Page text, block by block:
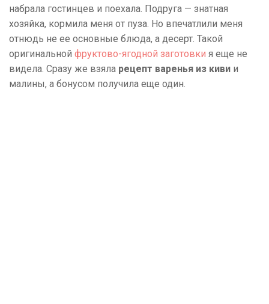
набрала гостинцев и поехала. Подруга — знатная
хозяйка, кормила меня от пуза. Но впечатлили меня
отнюдь не ее основные блюда, а десерт. Такой
оригинальной фруктово-ягодной заготовки я еще не
видела. Сразу же взяла рецепт варенья из киви и
малины, а бонусом получила еще один.